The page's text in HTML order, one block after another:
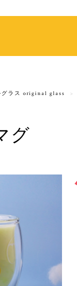
グラス original glass
グ